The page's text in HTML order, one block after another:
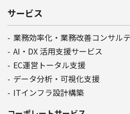
サービス
業務効率化・業務改善コンサル
AI・DX 活用支援サービス
EC運営トータル支援
データ分析・可視化支援
ITインフラ設計構築